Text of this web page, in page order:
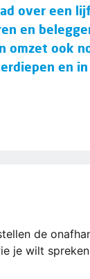
over een
en
omzet ook
en
de
je wilt